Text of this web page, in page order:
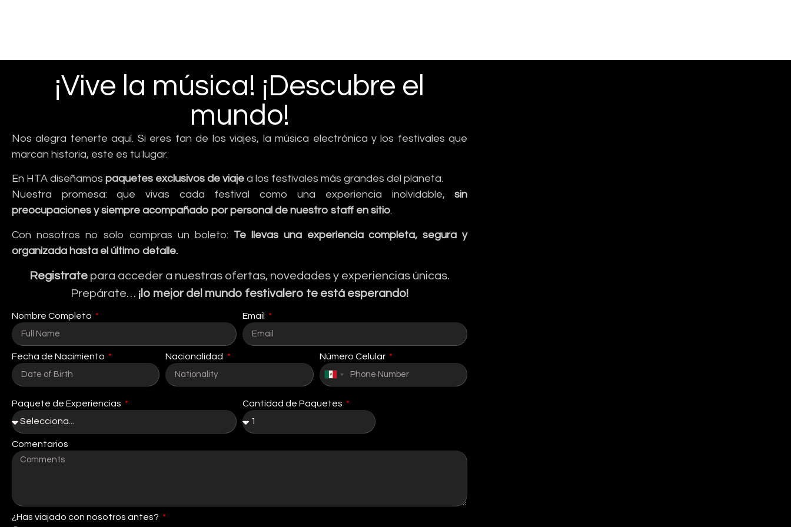
¡Vive la música! ¡Descubre el
mundo!
Nos alegra tenerte aquí. Si eres fan de los viajes, la música electrónica y los festivales que
marcan historia, este es tu lugar.
En HTA diseñamos paquetes exclusivos de viaje a los festivales más grandes del planeta.
Nuestra promesa: que vivas cada festival como una experiencia inolvidable,sin
preocupaciones y siempre acompañado por personal de nuestro staff en sitio.
Con nosotros no solo compras un boleto: Te llevas una experiencia completa, segura y
organizada hasta el último detalle.
Registrate para acceder a nuestras ofertas, novedades y experiencias únicas.
Prepárate… ¡lo mejor del mundo festivalero te está esperando!
Nombre Completo Email
Fecha de Nacimiento Nacionalidad Número Celular
Mexico
Paquete de Experiencias Cantidad de Paquetes
Comentarios
¿Has viajado con nosotros antes?